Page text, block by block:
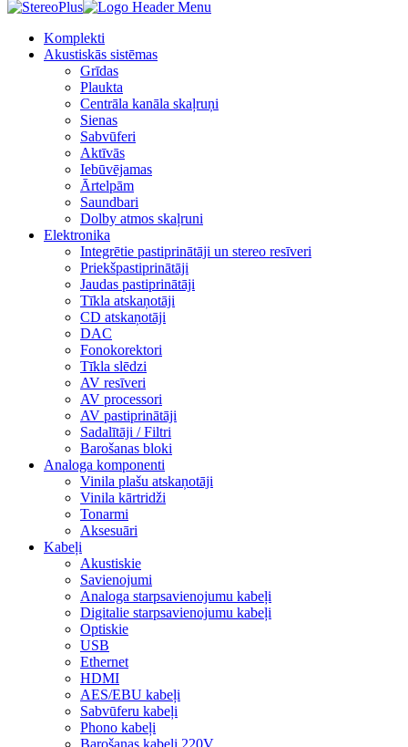
Komplekti
Akustiskās sistēmas
Grīdas
Plaukta
Centrāla kanāla skaļruņi
Sienas
Sabvūferi
Aktīvās
Iebūvējamas
Ārtelpām
Saundbari
Dolby atmos skaļruni
Elektronika
Integrētie pastiprinātāji un stereo resīveri
Priekšpastiprinātāji
Jaudas pastiprinātāji
Tīkla atskaņotāji
CD atskaņotāji
DAC
Fonokorektori
Tīkla slēdzi
AV resīveri
AV processori
AV pastiprinātāji
Sadalītāji / Filtri
Barošanas bloki
Analoga komponenti
Vinila plašu atskaņotāji
Vinila kārtridži
Tonarmi
Aksesuāri
Kabeļi
Akustiskie
Savienojumi
Analoga starpsavienojumu kabeļi
Digitalie starpsavienojumu kabeļi
Optiskie
USB
Ethernet
HDMI
AES/EBU kabeļi
Sabvūferu kabeļi
Phono kabeļi